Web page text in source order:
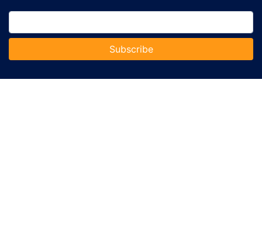
Subscribe